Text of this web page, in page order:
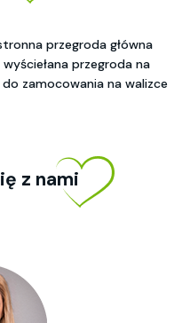
przegroda główna
przegroda na
zamocowania na walizce
z nami